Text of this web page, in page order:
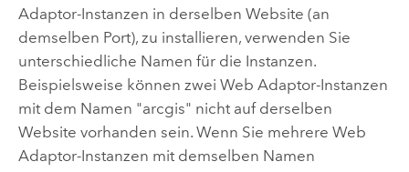
Adaptor-Instanzen in derselben Website (an
demselben Port), zu installieren, verwenden Sie
unterschiedliche Namen für die Instanzen.
Beispielsweise können zwei Web Adaptor-Instanzen
mit dem Namen "arcgis" nicht auf derselben
Website vorhanden sein. Wenn Sie mehrere Web
Adaptor-Instanzen mit demselben Namen